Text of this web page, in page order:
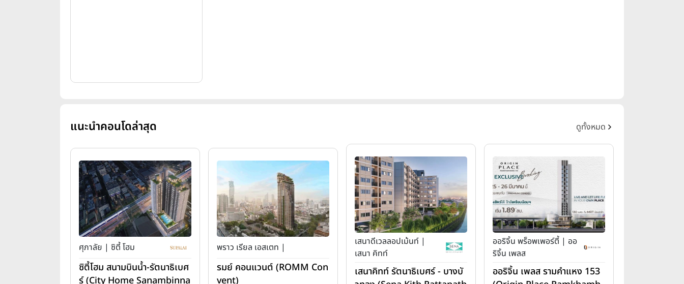
แนะนำคอนโดล่าสุด ดูทั้งหมด
ศุภาลัย | ซิตี้ โฮม
ซิตี้โฮม สนามบินน้ำ-รัตนาธิเบศ
ร์ (City Home Sanambinna
พราว เรียล เอสเตท |
รมย์ คอนแวนต์ (ROMM Con
vent)
เสนาดีเวลลอปเม้นท์ |
เสนา คิทท์
เสนาคิทท์ รัตนาธิเบศร์ - บางบั
ออริจิ้น พร็อพเพอร์ตี้ | ออ
ริจิ้น เพลส
ออริจิ้น เพลส รามคำแหง 153